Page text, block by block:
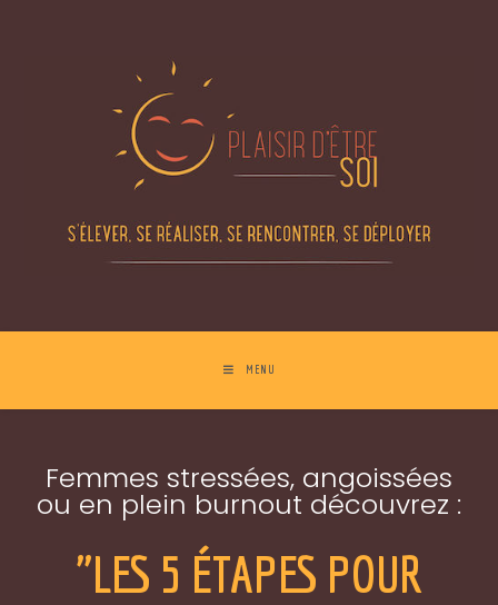
MENU
Femmes stressées, angoissées
ou en plein burnout découvrez :
"LES 5 ÉTAPES POUR